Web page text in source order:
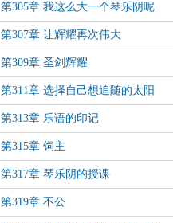
第305章 我这么大一个琴乐阴呢
第307章 让辉耀再次伟大
第309章 圣剑辉耀
第311章 选择自己想追随的太阳
第313章 乐语的印记
第315章 饲主
第317章 琴乐阴的授课
第319章 不公